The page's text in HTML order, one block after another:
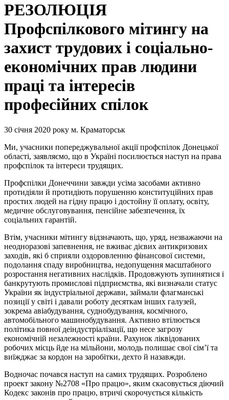
РЕЗОЛЮЦІЯ
Профспілкового мітингу на
захист трудових і соціально-
економічних прав людини
праці та інтересів
професійних спілок
30 січня 2020 року м. Краматорськ
Ми, учасники попереджувальної акції профспілок Донецької
області, заявляємо, що в Україні посилюється наступ на права
профспілок та інтереси трудящих.
Профспілки Донеччини завжди усіма засобами активно
протидіяли й протидіють порушенню конституційних прав
простих людей на гідну працю і достойну її оплату, освіту,
медичне обслуговування, пенсійне забезпечення, їх
соціальних гарантій.
Втім, учасники мітингу відзначають, що, уряд, незважаючи на
неодноразові запевнення, не вживає дієвих антикризових
заходів, які б сприяли оздоровленню фінансової системи,
подолання спаду виробництва, недопущення масштабного
розростання негативних наслідків. Продовжують зупинятися і
банкрутують промислові підприємства, які визначали статус
України як індустріальної держави, займали флагманські
позиції у світі і давали роботу десяткам інших галузей,
зокрема авіабудування, суднобудування, космічного,
автомобільного машинобудування. Активно втілюється
політика повної деіндустріалізації, що несе загрозу
економічній незалежності країни. Рахунок ліквідованих
робочих місць йде на мільйони, молодь полишає свої сім’ї та
виїжджає за кордон на заробітки, дехто й назавжди.
Водночас почався наступ на самих трудящих. Розроблено
проект закону №2708 «Про працю», яким скасовується діючий
Кодекс законів про працю, втричі скорочується кількість